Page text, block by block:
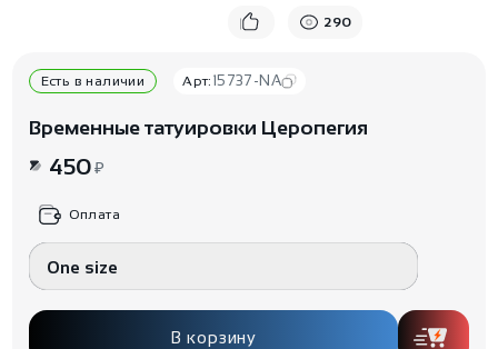
290
Есть в наличии Арт: 15737-NA
Временные татуировки Церопегия
450₽
Оплата
One size
В корзину